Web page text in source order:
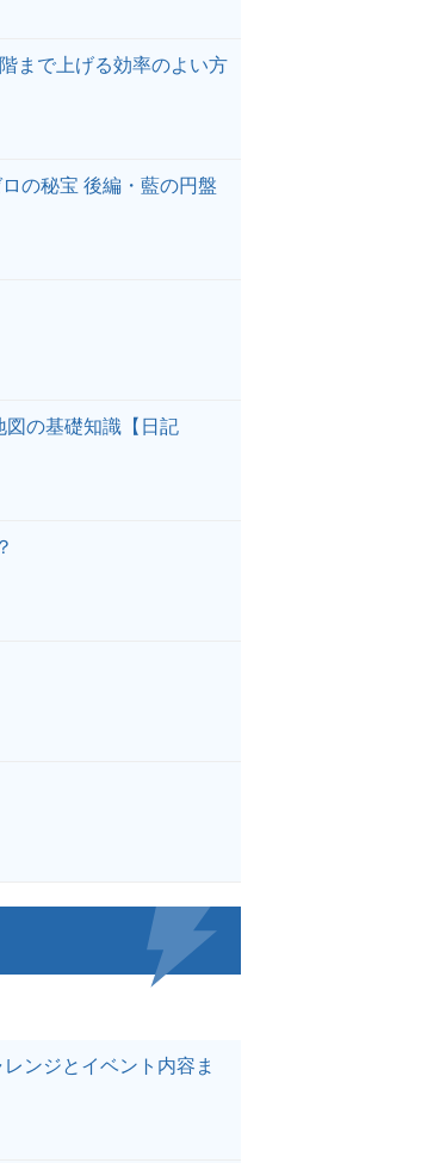
まで上げる効率のよい方
の秘宝 後編・藍の円盤
図の基礎知識【日記
ンジとイベント内容ま